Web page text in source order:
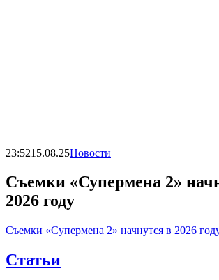
23:5215.08.25Новости
Съемки «Супермена 2»
2026 году
Съемки «Супермена 2» начнутся в 2026
Статьи